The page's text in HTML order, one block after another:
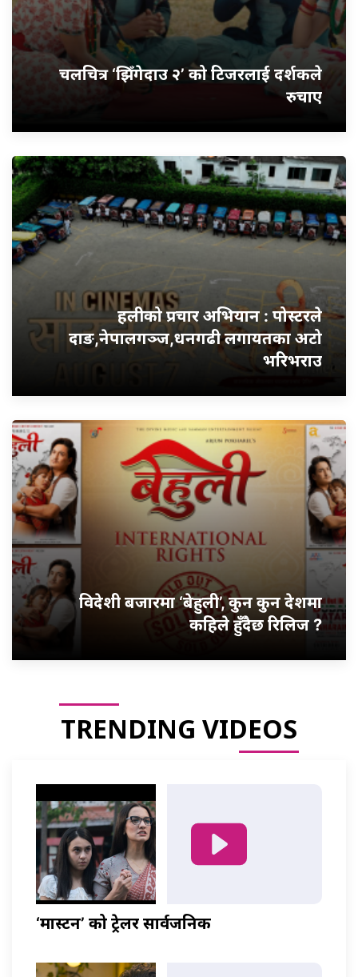
चलचित्र ‘झिँगेदाउ २’ को टिजरलाई दर्शकले
रुचाए
हलीको प्रचार अभियान : पोस्टरले
दाङ,नेपालगञ्ज,धनगढी लगायतका अटो
भरिभराउ
विदेशी बजारमा ‘बेहुली’, कुन कुन देशमा
कहिले हुँदैछ रिलिज ?
TRENDING VIDEOS
‘मास्टर्नी’ को ट्रेलर सार्वजनिक